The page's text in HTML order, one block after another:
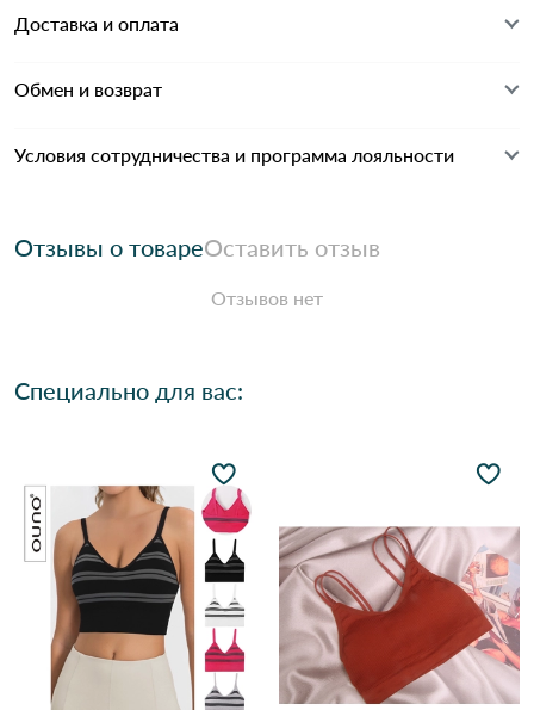
Доставка и оплата
Обмен и возврат
Условия сотрудничества и программа лояльности
Отзывы о товареОставить отзыв
Отзывов нет
Специально для вас: